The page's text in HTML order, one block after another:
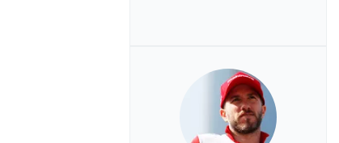
MEER RACEKLASSEN